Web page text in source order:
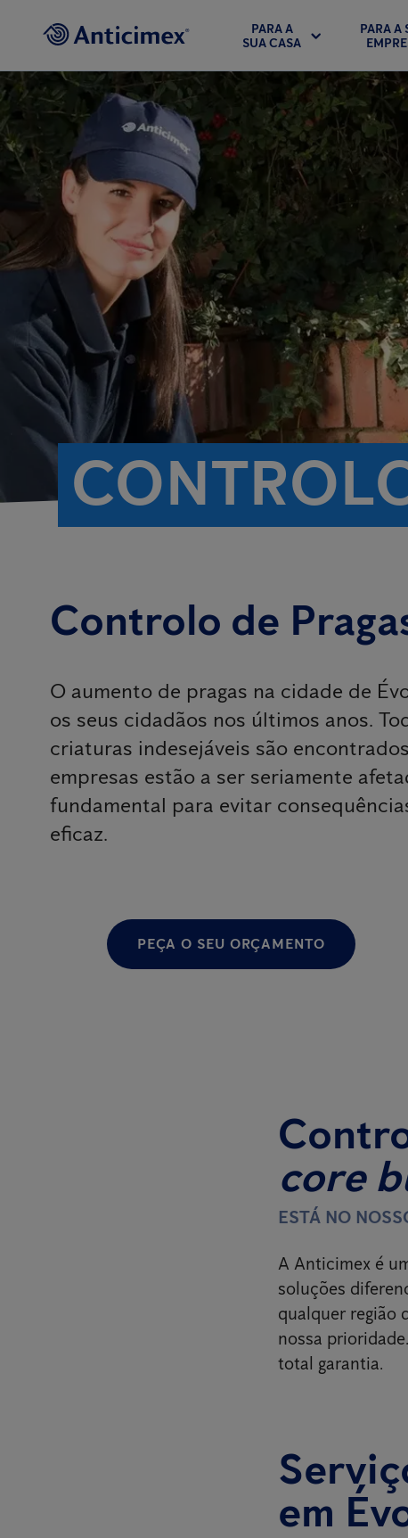
PARA A
SUA CASA
PARA A
Controlo de
O aumento de pragas na cidade de
os seus cidadãos nos últimos anos.
criaturas indesejáveis são
empresas estão a ser seriamente
fundamental para evitar
eficaz.
PEÇA O SEU ORÇAMENTO
core
ESTÁ NO
A Anticimex é
soluções
qualquer região
nossa
total garantia.
em